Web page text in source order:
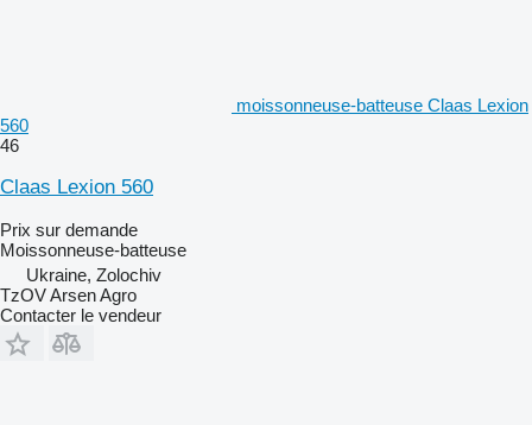
moissonneuse-batteuse Claas Lexion
560
46
Claas Lexion 560
Prix sur demande
Moissonneuse-batteuse
Ukraine, Zolochiv
TzOV Arsen Agro
Contacter le vendeur